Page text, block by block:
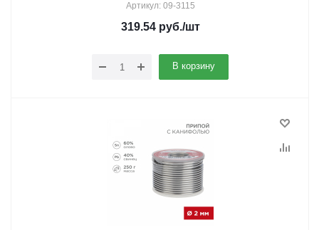
Артикул: 09-3115
319.54руб./шт
В корзину